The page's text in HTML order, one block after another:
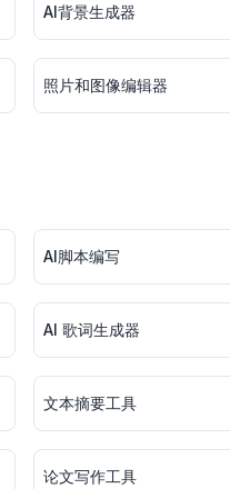
AI背景生成器
照片和图像编辑器
AI脚本编写
AI 歌词生成器
文本摘要工具
论文写作工具